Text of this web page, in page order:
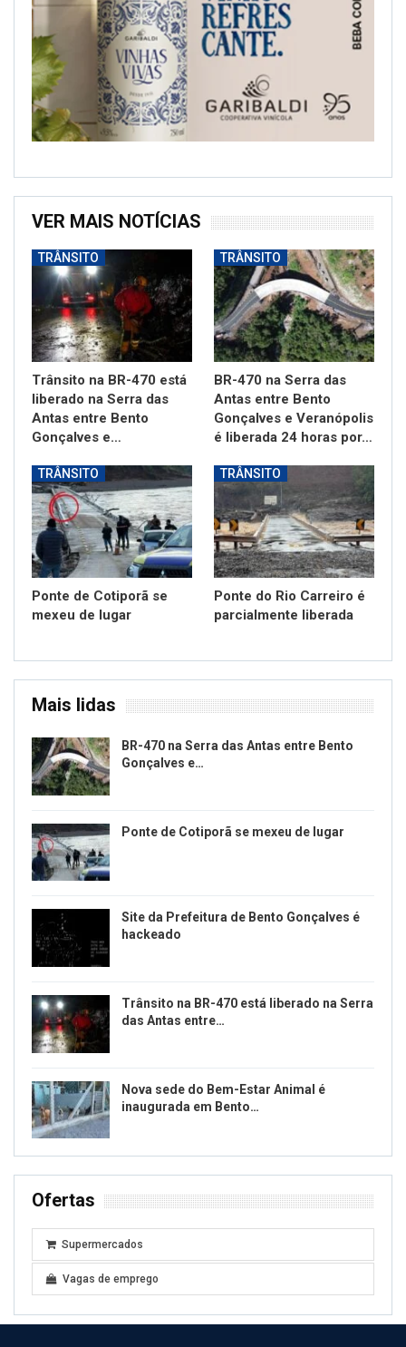
VER MAIS NOTÍCIAS
TRÂNSITO
Trânsito na BR-470 está
liberado na Serra das
Antas entre Bento
Gonçalves e…
TRÂNSITO
BR-470 na Serra das
Antas entre Bento
Gonçalves e Veranópolis
é liberada 24 horas por…
TRÂNSITO
Ponte de Cotiporã se
mexeu de lugar
TRÂNSITO
Ponte do Rio Carreiro é
parcialmente liberada
Mais lidas
BR-470 na Serra das Antas entre Bento
Gonçalves e…
Ponte de Cotiporã se mexeu de lugar
Site da Prefeitura de Bento Gonçalves é
hackeado
Trânsito na BR-470 está liberado na Serra
das Antas entre…
Nova sede do Bem-Estar Animal é
inaugurada em Bento…
Ofertas
Supermercados
Vagas de emprego